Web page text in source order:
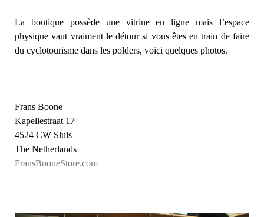
La boutique possède une vitrine en ligne mais l’espace
physique vaut vraiment le détour si vous êtes en train de faire
du cyclotourisme dans les polders, voici quelques photos.
Frans Boone
Kapellestraat 17
4524 CW Sluis
The Netherlands
FransBooneStore.com